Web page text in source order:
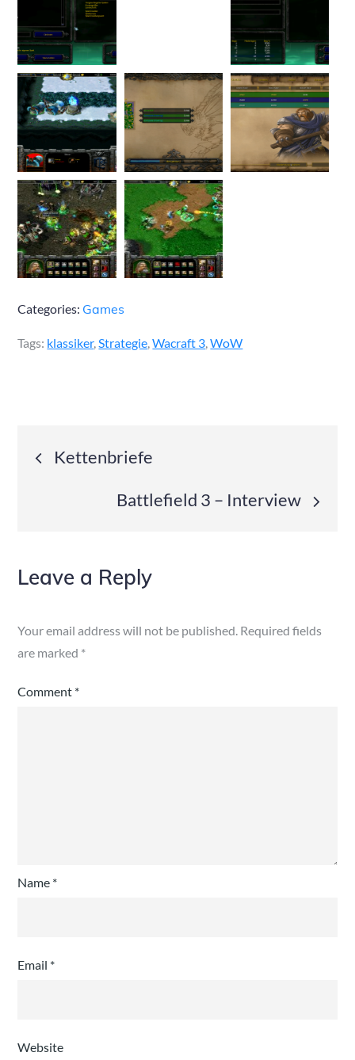
Categories: Games
Tags: klassiker,Strategie,Wacraft 3,WoW
Post
navigation
Kettenbriefe
Battlefield 3 – Interview
Leave a Reply
Your email address will not be published. Required fields
are marked *
Comment *
Name *
Email *
Website